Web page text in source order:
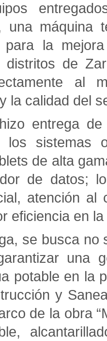
una máquina
para la
de
al
la calidad del
entrega de
los sistemas
de alta
de datos;
atención
eficiencia en
se busca no
una
potable en la
y
de la obra